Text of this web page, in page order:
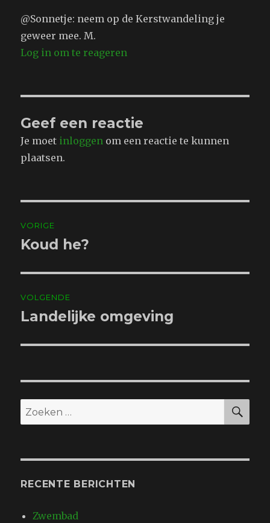
@Sonnetje: neem op de Kerstwandeling je
geweer mee. M.
Log in om te reageren
Geef een reactie
Je moet inloggen om een reactie te kunnen
plaatsen.
navigatie
VORIGE
Vorig
Koud he?
VOLGENDE
Volgend
Landelijke omgeving
Zoeken
naar:
RECENTE BERICHTEN
Zwembad